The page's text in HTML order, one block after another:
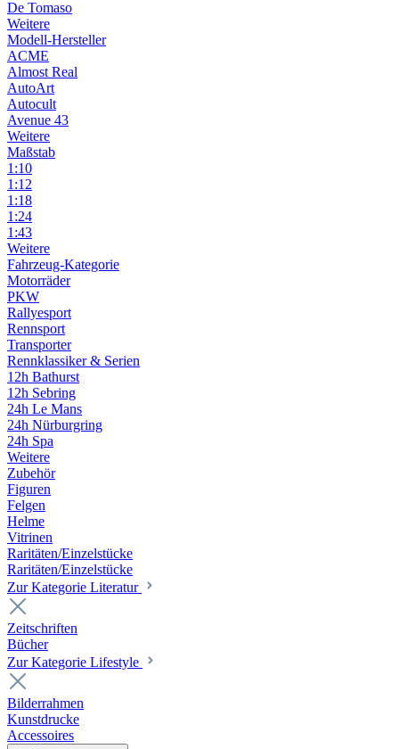
De Tomaso
Weitere
Modell-Hersteller
ACME
Almost Real
AutoArt
Autocult
Avenue 43
Weitere
Maßstab
1:10
1:12
1:18
1:24
1:43
Weitere
Fahrzeug-Kategorie
Motorräder
PKW
Rallyesport
Rennsport
Transporter
Rennklassiker & Serien
12h Bathurst
12h Sebring
24h Le Mans
24h Nürburgring
24h Spa
Weitere
Zubehör
Figuren
Felgen
Helme
Vitrinen
Raritäten/Einzelstücke
Raritäten/Einzelstücke
Zur Kategorie Literatur
Zeitschriften
Bücher
Zur Kategorie Lifestyle
Bilderrahmen
Kunstdrucke
Accessoires